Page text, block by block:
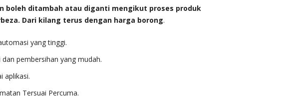
boleh ditambah atau diganti mengikut proses produk
Dari kilang terus dengan harga borong.
yang tinggi.
dan pembersihan yang mudah.
aplikasi.
Tersuai Percuma.